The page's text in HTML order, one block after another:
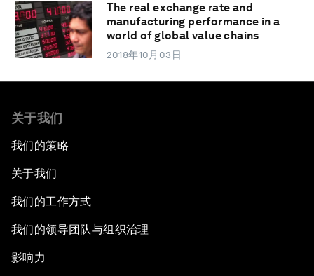
The real exchange rate and
manufacturing performance in a
world of global value chains
2018年10月03日
关于我们
我们的策略
关于我们
我们的工作方式
我们的领导团队与组织治理
影响力